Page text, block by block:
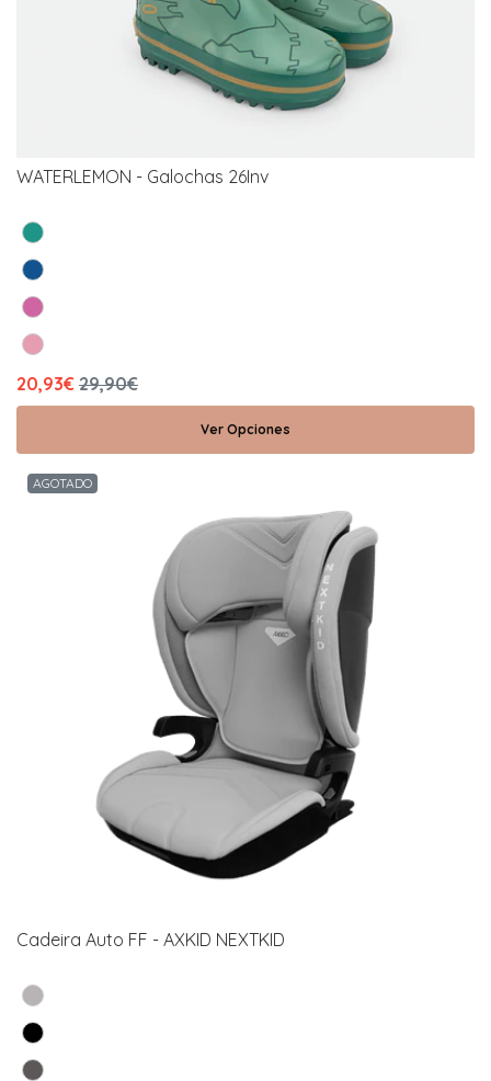
WATERLEMON - Galochas 26Inv
20,93€ 29,90€
Ver Opciones
AGOTADO
Cadeira Auto FF - AXKID NEXTKID